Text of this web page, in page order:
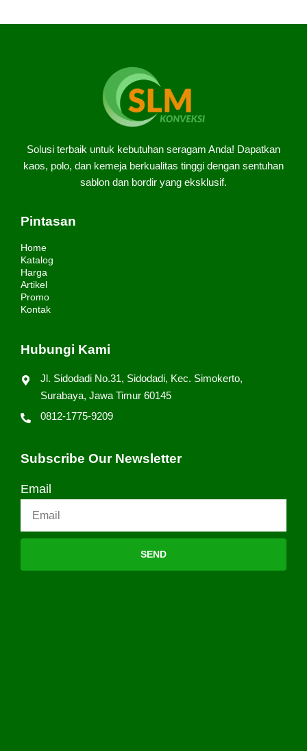
Solusi terbaik untuk kebutuhan seragam Anda! Dapatkan
kaos, polo, dan kemeja berkualitas tinggi dengan sentuhan
sablon dan bordir yang eksklusif.
Pintasan
Home
Katalog
Harga
Artikel
Promo
Kontak
Hubungi Kami
Jl. Sidodadi No.31, Sidodadi, Kec. Simokerto,
Surabaya, Jawa Timur 60145
0812-1775-9209
Subscribe Our Newsletter
Email
SEND